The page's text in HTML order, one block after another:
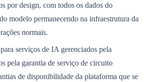
por design, com todos os dados do
modelo permanecendo na infraestrutura da
normais.
serviços de IA gerenciados pela
pela garantia de serviço de circuito
de disponibilidade da plataforma que se